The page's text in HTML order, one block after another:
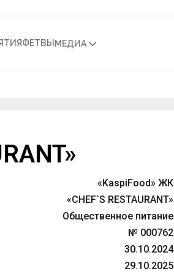
ФЕТВЫ МЕДИА
«KaspiFood» ЖК
«CHEF`S RESTAURANT»
Общественное питание
№ 000762
30.10.2024
29.10.2025